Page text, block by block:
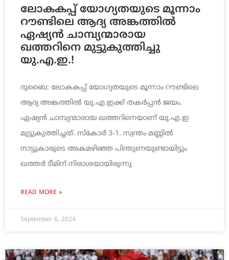
ലോകകപ്പ് യോഗ്യതയുടെ മൂന്നാം
റൗണ്ടിലെ ആദ്യ അങ്കത്തിൽ
ഏഷ്യൻ ചാമ്പ്യന്മാരായ
ഖത്തറിനെ മുട്ടുകുത്തിച്ചു
യു.എ.ഇ.!
ദുബൈ: ലോകകപ്പ് യോഗ്യതയുടെ മൂന്നാം റൗണ്ടിലെ
ആദ്യ അങ്കത്തിൽ യു.എ.ഇക്ക് തകർപ്പൻ ജയം.
ഏഷ്യൻ ചാമ്പ്യന്മാരായ ഖത്തറിനെയാണ് യു.എ.ഇ
മുട്ടുകുത്തിച്ചത്. സ്കോർ 3-1. സ്വന്തം മണ്ണിൽ
നാട്ടുകാരുടെ അകമഴിഞ്ഞ പിന്തുണയുണ്ടായിട്ടും
ഖത്തർ ടീമിന് നിരാശയായിരുന്നു
READ MORE »
September 6, 2024